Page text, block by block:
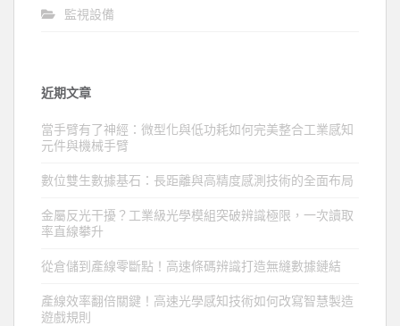
監視設備
近期文章
當手臂有了神經：微型化與低功耗如何完美整合工業感知
元件與機械手臂
數位雙生數據基石：長距離與高精度感測技術的全面布局
金屬反光干擾？工業級光學模組突破辨識極限，一次讀取
率直線攀升
從倉儲到產線零斷點！高速條碼辨識打造無縫數據鏈結
產線效率翻倍關鍵！高速光學感知技術如何改寫智慧製造
遊戲規則